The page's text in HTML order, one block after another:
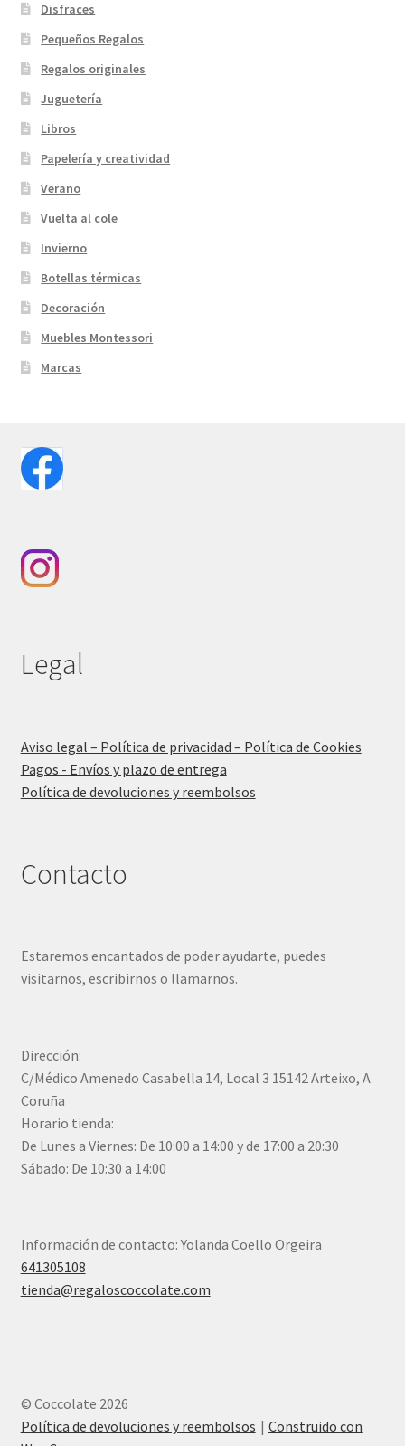
Disfraces
Pequeños Regalos
Regalos originales
Juguetería
Libros
Papelería y creatividad
Verano
Vuelta al cole
Invierno
Botellas térmicas
Decoración
Muebles Montessori
Marcas
Legal
Aviso legal – Política de privacidad – Política de Cookies
Pagos - Envíos y plazo de entrega
Política de devoluciones y reembolsos
Contacto
Estaremos encantados de poder ayudarte, puedes
visitarnos, escribirnos o llamarnos.
Dirección:
C/Médico Amenedo Casabella 14, Local 3 15142 Arteixo, A
Coruña
Horario tienda:
De Lunes a Viernes: De 10:00 a 14:00 y de 17:00 a 20:30
Sábado: De 10:30 a 14:00
Información de contacto: Yolanda Coello Orgeira
641305108
tienda@regaloscoccolate.com
© Coccolate 2026
Política de devoluciones y reembolsos
Construido con